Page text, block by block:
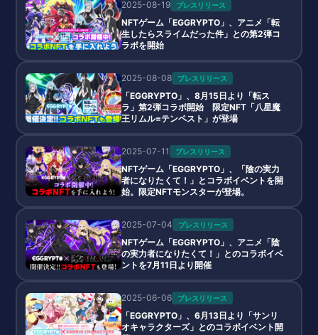
2025-08-19 プレスリリース
NFTゲーム「EGGRYPTO」、アニメ「転
生したらスライムだった件」との第2弾コ
ラボを開始
2025-08-08 プレスリリース
「EGGRYPTO」、8月15日より「転ス
ラ」第2弾コラボ開始 限定NFT「八星魔
王リムル=テンペスト」が登場
2025-07-11 プレスリリース
NFTゲーム「EGGRYPTO」、「陰の実力
者になりたくて！」とコラボイベントを開
始。限定NFTモンスターが登場。
2025-07-04 プレスリリース
NFTゲーム「EGGRYPTO」、アニメ「陰
の実力者になりたくて！」とのコラボイベ
ントを7月11日より開催
2025-06-06 プレスリリース
「EGGRYPTO」、6月13日より「サンリ
オキャラクターズ」とのコラボイベント開